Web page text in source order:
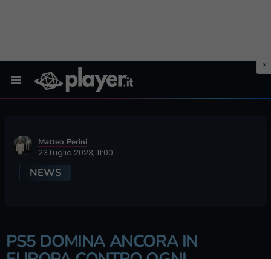
Matteo Perini
23 Luglio 2023, 11:00
NEWS
PS5 DOMINA ANCORA IN